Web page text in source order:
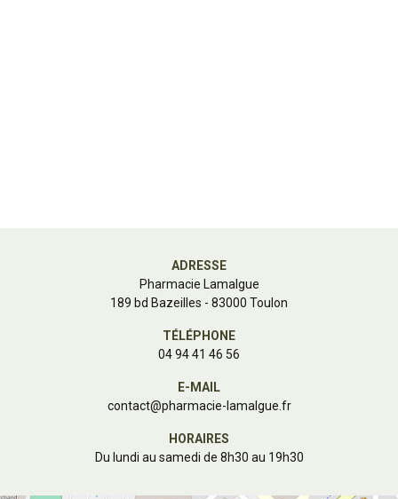
ADRESSE
Pharmacie Lamalgue
189 bd Bazeilles - 83000 Toulon
TÉLÉPHONE
04 94 41 46 56
E-MAIL
contact@pharmacie-lamalgue.fr
HORAIRES
Du lundi au samedi de 8h30 au 19h30